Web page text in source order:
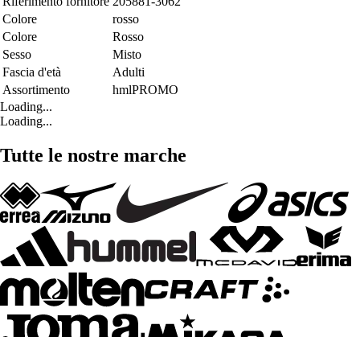
Colore
rosso
Colore
Rosso
Sesso
Misto
Fascia d'età
Adulti
Assortimento
hmlPROMO
Loading...
Loading...
Tutte le nostre marche